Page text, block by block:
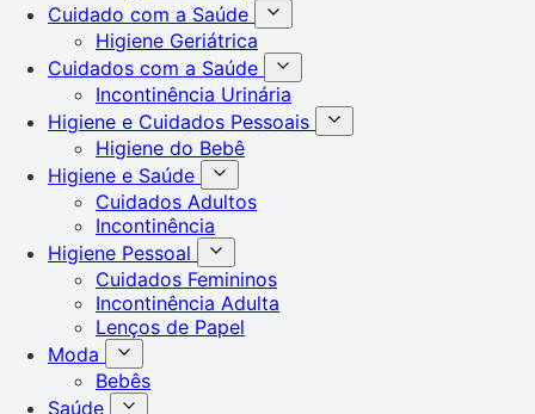
Cuidado com a Saúde
Higiene Geriátrica
Cuidados com a Saúde
Incontinência Urinária
Higiene e Cuidados Pessoais
Higiene do Bebê
Higiene e Saúde
Cuidados Adultos
Incontinência
Higiene Pessoal
Cuidados Femininos
Incontinência Adulta
Lenços de Papel
Moda
Bebês
Saúde